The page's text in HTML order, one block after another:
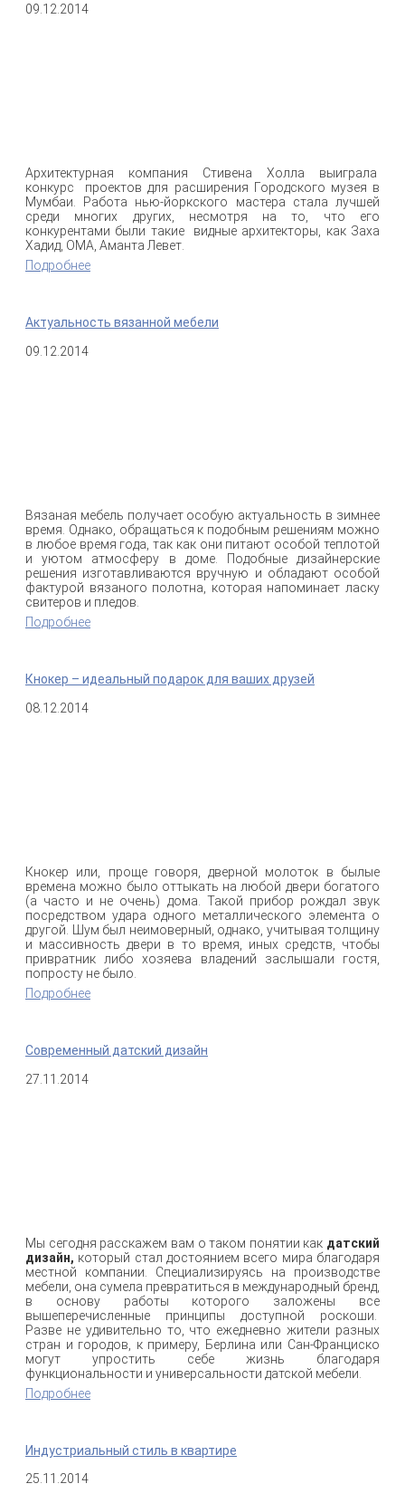
09.12.2014
Архитектурная компания Стивена Холла выиграла
конкурс проектов для расширения Городского музея в
Мумбаи. Работа нью-йоркского мастера стала лучшей
среди многих других, несмотря на то, что его
конкурентами были такие видные архитекторы, как Заха
Хадид, ОМА, Аманта Левет.
Подробнее
Актуальность вязанной мебели
09.12.2014
Вязаная мебель получает особую актуальность в зимнее
время. Однако, обращаться к подобным решениям можно
в любое время года, так как они питают особой теплотой
и уютом атмосферу в доме. Подобные дизайнерские
решения изготавливаются вручную и обладают особой
фактурой вязаного полотна, которая напоминает ласку
свитеров и пледов.
Подробнее
Кнокер – идеальный подарок для ваших друзей
08.12.2014
Кнокер или, проще говоря, дверной молоток в былые
времена можно было оттыкать на любой двери богатого
(а часто и не очень) дома. Такой прибор рождал звук
посредством удара одного металлического элемента о
другой. Шум был неимоверный, однако, учитывая толщину
и массивность двери в то время, иных средств, чтобы
привратник либо хозяева владений заслышали гостя,
попросту не было.
Подробнее
Современный датский дизайн
27.11.2014
Мы сегодня расскажем вам о таком понятии как датский
дизайн, который стал достоянием всего мира благодаря
местной компании. Специализируясь на производстве
мебели, она сумела превратиться в международный бренд,
в основу работы которого заложены все
вышеперечисленные принципы доступной роскоши.
Разве не удивительно то, что ежедневно жители разных
стран и городов, к примеру, Берлина или Сан-Франциско
могут упростить себе жизнь благодаря
функциональности и универсальности датской мебели.
Подробнее
Индустриальный стиль в квартире
25.11.2014